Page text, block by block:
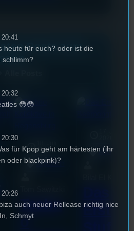
Posts zum
2026
Allgemein
Techn
o
Allgemein
Erste
heute für euch? oder ist die
schlimm?
😳😳
für Kpop geht am härtesten (ihr
oder blackpink)?
auch neuer Rellease richtig nice
Schmyt